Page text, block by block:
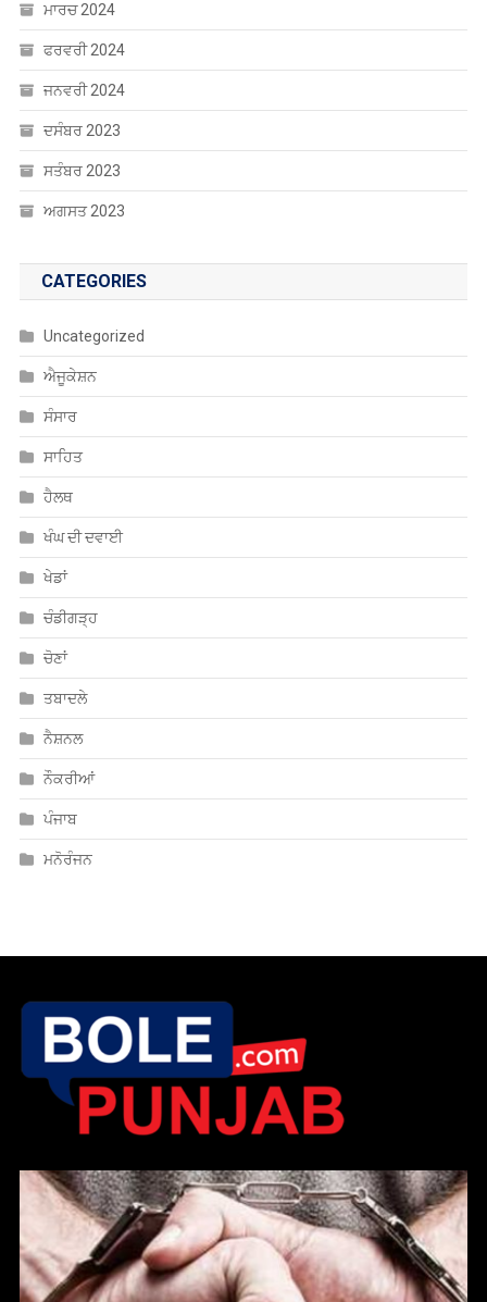
ਮਾਰਚ 2024
ਫਰਵਰੀ 2024
ਜਨਵਰੀ 2024
ਦਸੰਬਰ 2023
ਸਤੰਬਰ 2023
ਅਗਸਤ 2023
CATEGORIES
Uncategorized
ਐਜੂਕੇਸ਼ਨ
ਸੰਸਾਰ
ਸਾਹਿਤ
ਹੈਲਥ
ਖੰਘ ਦੀ ਦਵਾਈ
ਖੇਡਾਂ
ਚੰਡੀਗੜ੍ਹ
ਚੋਣਾਂ
ਤਬਾਦਲੇ
ਨੈਸ਼ਨਲ
ਨੌਕਰੀਆਂ
ਪੰਜਾਬ
ਮਨੋਰੰਜਨ